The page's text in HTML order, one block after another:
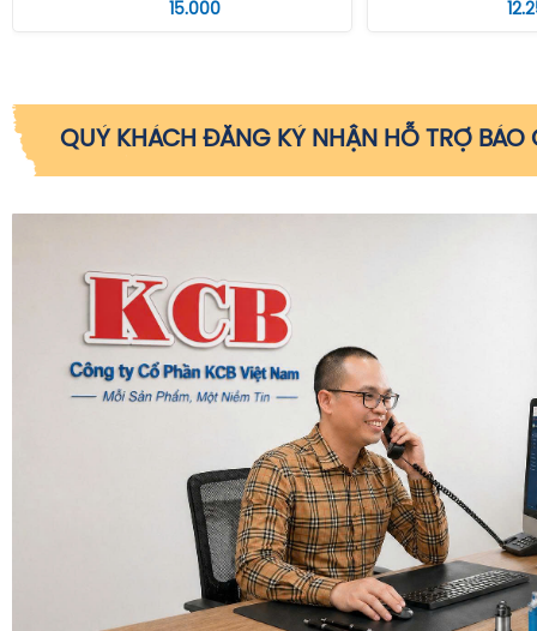
15.000
QUÝ KHÁCH ĐĂNG KÝ NHẬN HỖ TRỢ BÁO